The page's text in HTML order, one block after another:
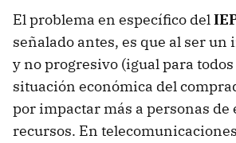
El problema en específico del
señalado antes, es que al ser
y no progresivo (igual para
situación económica del
por impactar más a personas de
recursos. En